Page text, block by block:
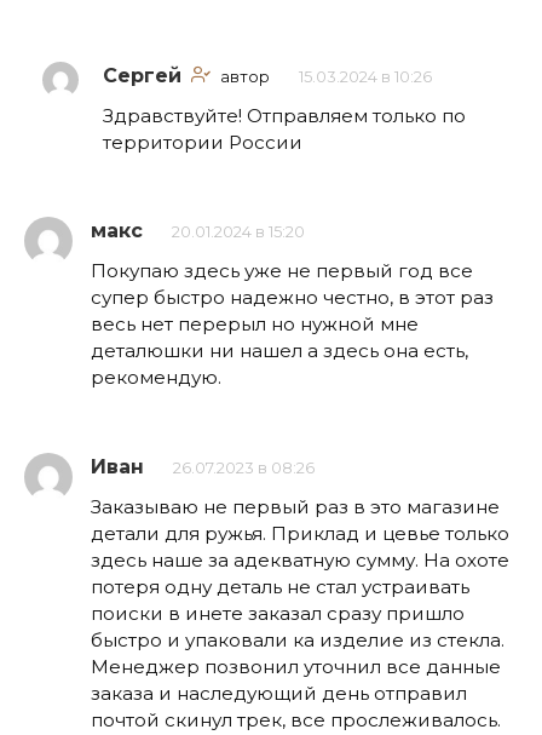
Сергей автор 15.03.2024 в 10:26
Здравствуйте! Отправляем только по
территории России
макс 20.01.2024 в 15:20
Покупаю здесь уже не первый год все
супер быстро надежно честно, в этот раз
весь нет перерыл но нужной мне
деталюшки ни нашел а здесь она есть,
рекомендую.
Иван 26.07.2023 в 08:26
Заказываю не первый раз в это магазине
детали для ружья. Приклад и цевье только
здесь наше за адекватную сумму. На охоте
потеря одну деталь не стал устраивать
поиски в инете заказал сразу пришло
быстро и упаковали ка изделие из стекла.
Менеджер позвонил уточнил все данные
заказа и наследующий день отправил
почтой скинул трек, все прослеживалось.